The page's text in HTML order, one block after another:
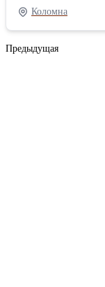
гидравлической
клапаном. Литое
кустореза может
Коломна
Предыдущая